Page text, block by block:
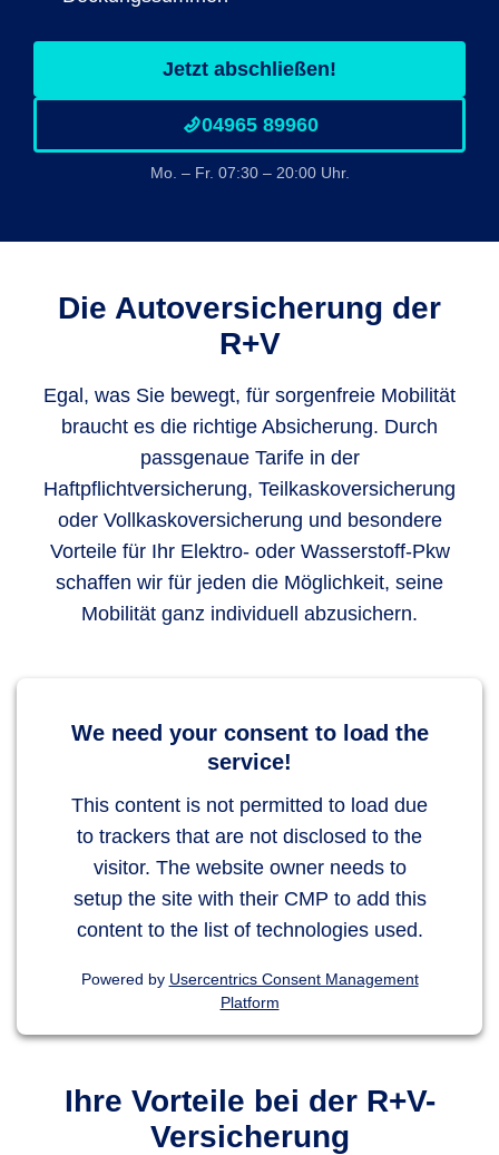
Jetzt abschließen!
04965 89960
Mo. – Fr. 07:30 – 20:00 Uhr.
Die Autoversicherung der
R+V
Egal, was Sie bewegt, für sorgenfreie Mobilität
braucht es die richtige Absicherung. Durch
passgenaue Tarife in der
Haftpflichtversicherung, Teilkaskoversicherung
oder Vollkaskoversicherung und besondere
Vorteile für Ihr Elektro- oder Wasserstoff-Pkw
schaffen wir für jeden die Möglichkeit, seine
Mobilität ganz individuell abzusichern.
We need your consent to load the
service!
This content is not permitted to load due
to trackers that are not disclosed to the
visitor. The website owner needs to
setup the site with their CMP to add this
content to the list of technologies used.
Powered by Usercentrics Consent Management
Platform
Ihre Vorteile bei der R+V-
Versicherung